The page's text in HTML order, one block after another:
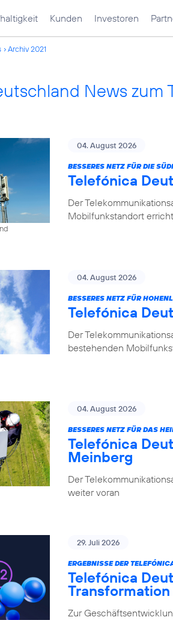
Kunden Investoren
Archiv 2021
News zum
04. August 2026
BESSERES NETZ FÜR DIE
Telefónica
Der
Mobilfunkstandort
04. August 2026
BESSERES NETZ FÜR
Telefónica
Der
bestehenden
04. August 2026
BESSERES NETZ FÜR DAS
Telefónica
Meinberg
Der
weiter voran
29. Juli 2026
ERGEBNISSE DER
Telefónica
Zur